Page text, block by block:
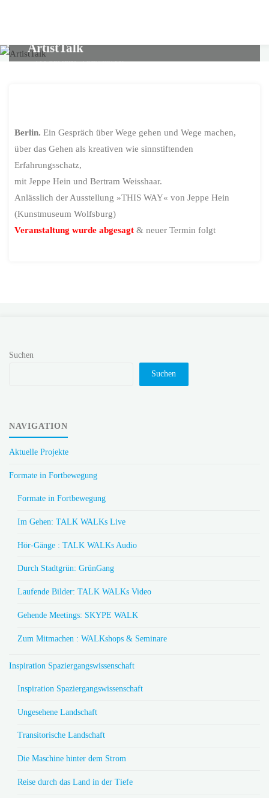
ArtistTalk
HOME
ALLGEMEIN ARTISTTALK
Berlin. Ein Gespräch über Wege gehen und Wege machen,
über das Gehen als kreativen wie sinnstiftenden
Erfahrungsschatz,
mit Jeppe Hein und Bertram Weisshaar.
Anlässlich der Ausstellung »THIS WAY« von Jeppe Hein
(Kunstmuseum Wolfsburg)
Veranstaltung wurde abgesagt & neuer Termin folgt
Suchen
Suchen
NAVIGATION
Aktuelle Projekte
Formate in Fortbewegung
Formate in Fortbewegung
Im Gehen: TALK WALKs Live
Hör-Gänge : TALK WALKs Audio
Durch Stadtgrün: GrünGang
Laufende Bilder: TALK WALKs Video
Gehende Meetings: SKYPE WALK
Zum Mitmachen : WALKshops & Seminare
Inspiration Spaziergangswissenschaft
Inspiration Spaziergangswissenschaft
Ungesehene Landschaft
Transitorische Landschaft
Die Maschine hinter dem Strom
Reise durch das Land in der Tiefe